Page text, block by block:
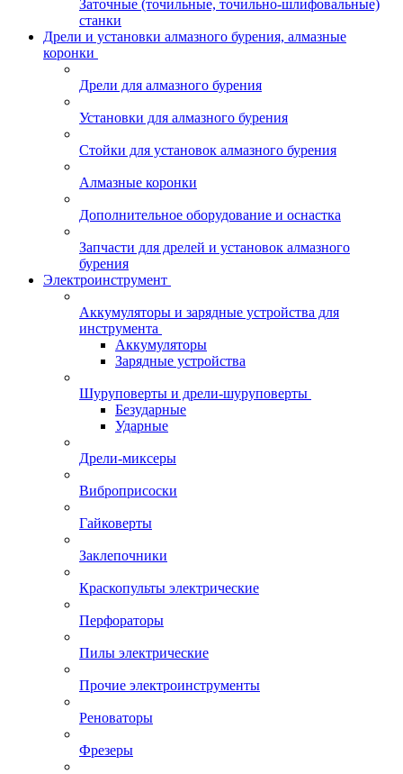
Заточные (точильные, точильно-шлифовальные)
станки
Дрели и установки алмазного бурения, алмазные
коронки
Дрели для алмазного бурения
Установки для алмазного бурения
Стойки для установок алмазного бурения
Алмазные коронки
Дополнительное оборудование и оснастка
Запчасти для дрелей и установок алмазного
бурения
Электроинструмент
Аккумуляторы и зарядные устройства для
инструмента
Аккумуляторы
Зарядные устройства
Шуруповерты и дрели-шуруповерты
Безударные
Ударные
Дрели-миксеры
Виброприсоски
Гайковерты
Заклепочники
Краскопульты электрические
Перфораторы
Пилы электрические
Прочие электроинструменты
Реноваторы
Фрезеры